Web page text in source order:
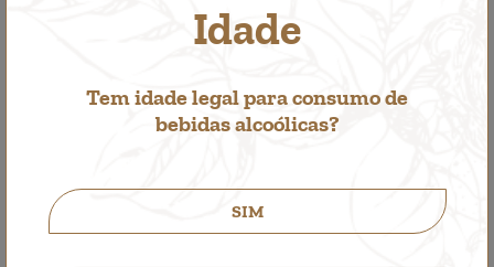
Idade
Tem idade legal para consumo de
bebidas alcoólicas?
SIM
1 bottle of Quinta de Santa Cristina Grande Escolha
1 bottle of Quinta de Santa Cristina Padeiro
14,60€